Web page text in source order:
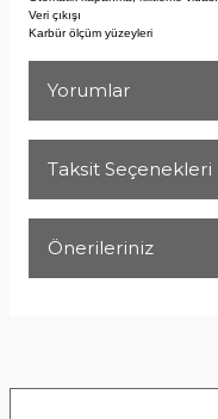
Veri çıkışı
Karbür ölçüm yüzeyleri
Yorumlar
Taksit Seçenekleri
Önerileriniz